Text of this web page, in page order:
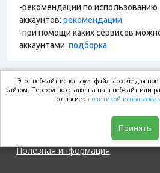
-рекомендации по использованию
аккаунтов: рекомендации
-при помощи каких сервисов
аккаунтами: подборка
market.com
Полезная информация
Этот веб-сайт использует файлы cookie для
сайтом. Переход по ссылке на наш веб-сайт или
согласие с политикой
Принять